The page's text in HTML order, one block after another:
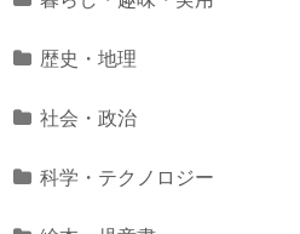
歴史・地理
社会・政治
科学・テクノロジー